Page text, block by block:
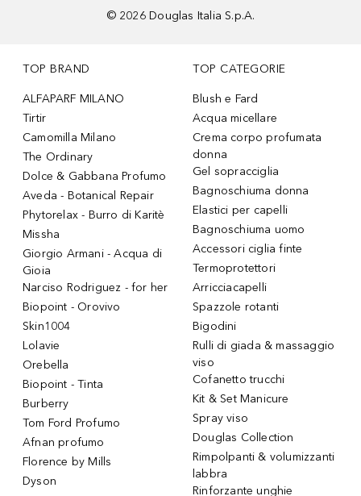
© 2026 Douglas Italia S.p.A.
TOP BRAND
ALFAPARF MILANO
Tirtir
Camomilla Milano
The Ordinary
Dolce & Gabbana Profumo
Aveda - Botanical Repair
Phytorelax - Burro di Karitè
Missha
Giorgio Armani - Acqua di
Gioia
Narciso Rodriguez - for her
Biopoint - Orovivo
Skin1004
Lolavie
Orebella
Biopoint - Tinta
Burberry
Tom Ford Profumo
Afnan profumo
Florence by Mills
Dyson
TOP CATEGORIE
Blush e Fard
Acqua micellare
Crema corpo profumata
donna
Gel sopracciglia
Bagnoschiuma donna
Elastici per capelli
Bagnoschiuma uomo
Accessori ciglia finte
Termoprotettori
Arricciacapelli
Spazzole rotanti
Bigodini
Rulli di giada & massaggio
viso
Cofanetto trucchi
Kit & Set Manicure
Spray viso
Douglas Collection
Rimpolpanti & volumizzanti
labbra
Rinforzante unghie